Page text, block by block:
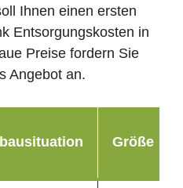
Ihnen einen ersten
Entsorgungskosten in
Preise fordern Sie
Angebot an.
Größe